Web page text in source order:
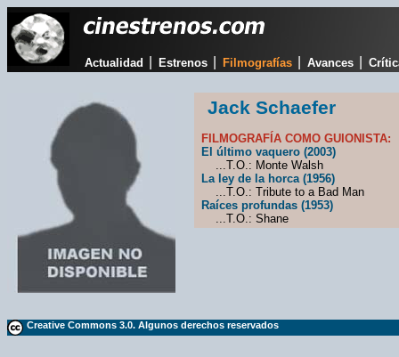
Actualidad Estrenos Filmografías Avances
Jack Schaefer
FILMOGRAFÍA COMO GUIONISTA:
El último vaquero (2003)
...T.O.: Monte Walsh
La ley de la horca (1956)
...T.O.: Tribute to a Bad Man
Raíces profundas (1953)
...T.O.: Shane
Creative Commons 3.0. Algunos derechos reservados